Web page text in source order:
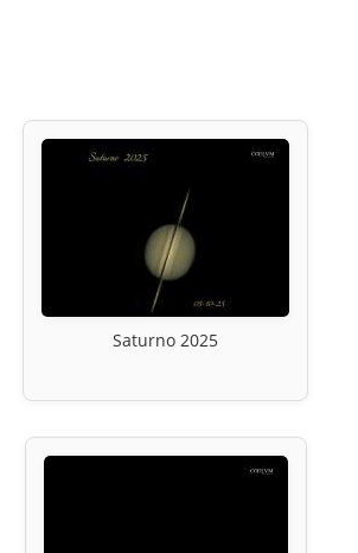
Saturno 2025